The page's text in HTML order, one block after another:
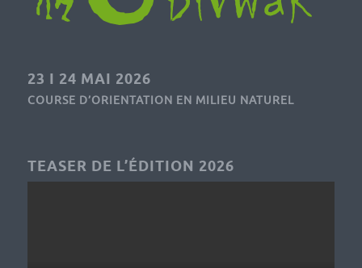
23 I 24 MAI 2026
COURSE D’ORIENTATION EN MILIEU NATUREL
TEASER DE L’ÉDITION 2026